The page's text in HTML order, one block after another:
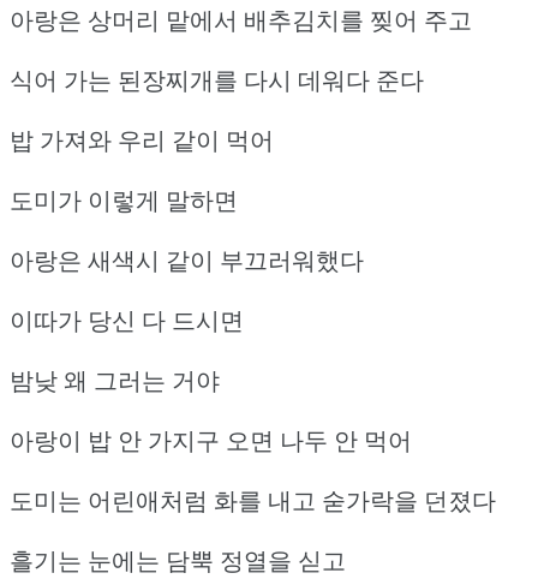
아랑은 상머리 맡에서 배추김치를 찢어 주고
식어 가는 된장찌개를 다시 데워다 준다
밥 가져와 우리 같이 먹어
도미가 이렇게 말하면
아랑은 새색시 같이 부끄러워했다
이따가 당신 다 드시면
밤낮 왜 그러는 거야
아랑이 밥 안 가지구 오면 나두 안 먹어
도미는 어린애처럼 화를 내고 숟가락을 던졌다
흘기는 눈에는 담뿍 정열을 싣고